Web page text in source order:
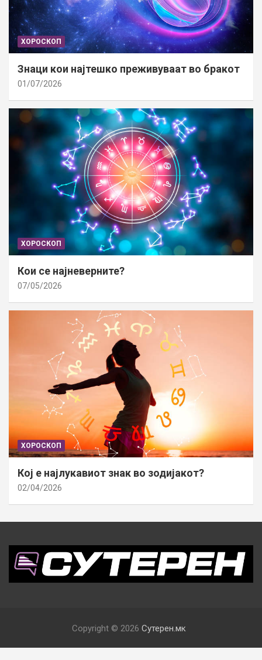
ХОРОСКОП
Знаци кои најтешко преживуваат во бракот
01/07/2026
ХОРОСКОП
Кои се најневерните?
07/05/2026
ХОРОСКОП
Кој е најлукавиот знак во зодијакот?
02/04/2026
Copyright © 2026 Сутерен.мк